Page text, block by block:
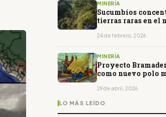
MINERÍA
Sucumbíos
tierras raras en el
24 de febrero, 2026
MINERÍA
Proyecto
como nuevo polo
29 de abril, 2026
LO MÁS LEÍDO